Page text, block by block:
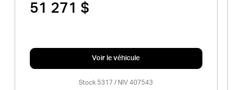
51 271 $
Voir le véhicule
Stock 5317 / NIV 407543